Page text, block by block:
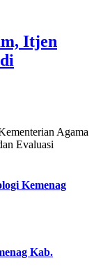
Itjen
Agama
Evaluasi
Kemenag
Kab.